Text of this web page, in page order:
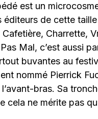
est un
de cette
Charrette,
Mal, c’est aussi
buvantes au
nommé Pierrick
bras. Sa
cela ne mérite pas